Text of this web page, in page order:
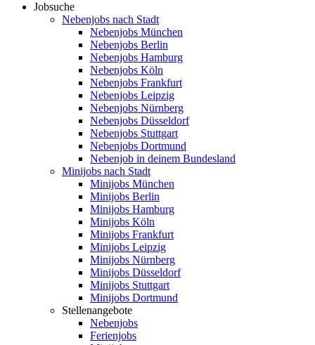
Jobsuche
Nebenjobs nach Stadt
Nebenjobs München
Nebenjobs Berlin
Nebenjobs Hamburg
Nebenjobs Köln
Nebenjobs Frankfurt
Nebenjobs Leipzig
Nebenjobs Nürnberg
Nebenjobs Düsseldorf
Nebenjobs Stuttgart
Nebenjobs Dortmund
Nebenjob in deinem Bundesland
Minijobs nach Stadt
Minijobs München
Minijobs Berlin
Minijobs Hamburg
Minijobs Köln
Minijobs Frankfurt
Minijobs Leipzig
Minijobs Nürnberg
Minijobs Düsseldorf
Minijobs Stuttgart
Minijobs Dortmund
Stellenangebote
Nebenjobs
Ferienjobs